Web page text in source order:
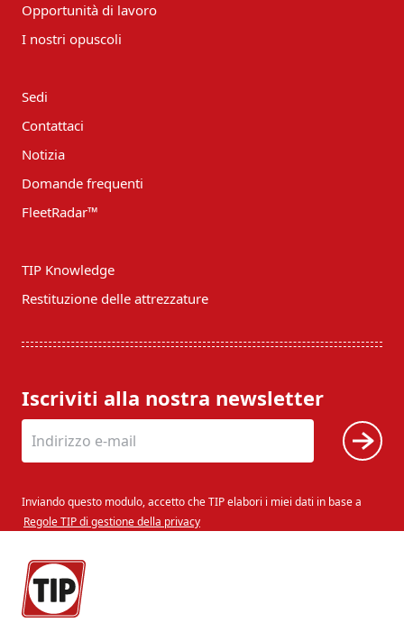
Opportunità di lavoro
I nostri opuscoli
Sedi
Contattaci
Notizia
Domande frequenti
FleetRadar™
TIP Knowledge
Restituzione delle attrezzature
Iscriviti alla nostra newsletter
Inviando questo modulo, accetto che TIP elabori i miei dati in base a
Regole TIP di gestione della privacy